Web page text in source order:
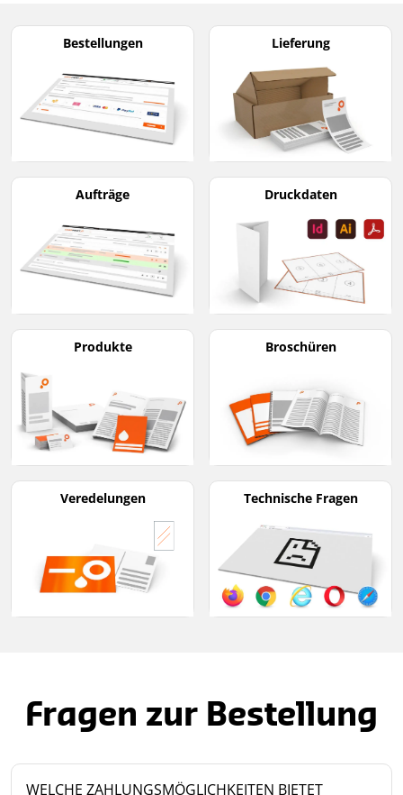
Bestellungen Lieferung
Aufträge Druckdaten
Produkte Broschüren
Veredelungen Technische Fragen
Fragen zur Bestellung
WELCHE ZAHLUNGSMÖGLICHKEITEN BIETET